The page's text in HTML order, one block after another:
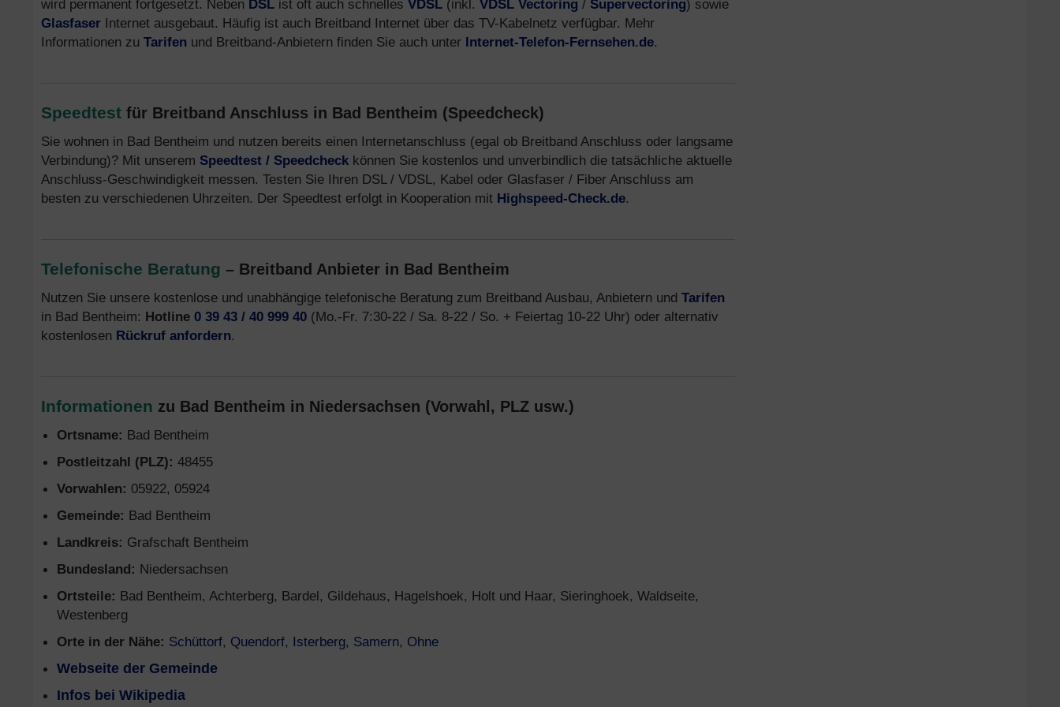
wird permanent fortgesetzt. Neben DSL ist oft auch schnelles VDSL (inkl. VDSL Vectoring / Supervectoring) sowie
Glasfaser Internet ausgebaut. Häufig ist auch Breitband Internet über das TV-Kabelnetz verfügbar. Mehr
Informationen zu Tarifen und Breitband-Anbietern finden Sie auch unter Internet-Telefon-Fernsehen.de.
Speedtest für Breitband Anschluss in Bad Bentheim (Speedcheck)
Sie wohnen in Bad Bentheim und nutzen bereits einen Internetanschluss (egal ob Breitband Anschluss oder langsame
Verbindung)? Mit unserem Speedtest / Speedcheck können Sie kostenlos und unverbindlich die tatsächliche aktuelle
Anschluss-Geschwindigkeit messen. Testen Sie Ihren DSL / VDSL, Kabel oder Glasfaser / Fiber Anschluss am
besten zu verschiedenen Uhrzeiten. Der Speedtest erfolgt in Kooperation mit Highspeed-Check.de.
Telefonische Beratung – Breitband Anbieter in Bad Bentheim
Nutzen Sie unsere kostenlose und unabhängige telefonische Beratung zum Breitband Ausbau, Anbietern und Tarifen
in Bad Bentheim: Hotline 0 39 43 / 40 999 40 (Mo.-Fr. 7:30-22 / Sa. 8-22 / So. + Feiertag 10-22 Uhr) oder alternativ
kostenlosen Rückruf anfordern.
Informationen zu Bad Bentheim in Niedersachsen (Vorwahl, PLZ usw.)
Ortsname: Bad Bentheim
Postleitzahl (PLZ): 48455
Vorwahlen: 05922, 05924
Gemeinde: Bad Bentheim
Landkreis: Grafschaft Bentheim
Bundesland: Niedersachsen
Ortsteile: Bad Bentheim, Achterberg, Bardel, Gildehaus, Hagelshoek, Holt und Haar, Sieringhoek, Waldseite,
Westenberg
Orte in der Nähe: Schüttorf, Quendorf, Isterberg, Samern, Ohne
Webseite der Gemeinde
Infos bei Wikipedia